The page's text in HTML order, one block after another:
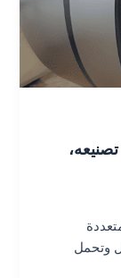
تصنيعه،
متعددة
وتحمل